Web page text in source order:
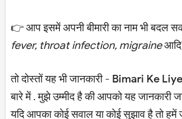
👉 आप इसमें अपनी बीमारी का नाम भी बदल
fever, throat infection, migraine
तो दोस्तों यह भी जानकारी - Bimari Ke
बारे में . मुझे उम्मीद है की आपको यह जानकारी
यदि आपका कोई सवाल या कोई सुझाव है तो